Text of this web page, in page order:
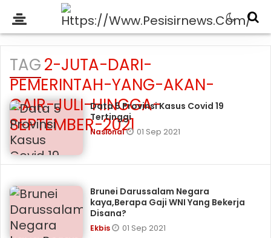
TAG2-JUTA-DARI-
PEMERINTAH-YANG-AKAN-
CAIR-JULI-HINGGA-
SEPTEMBER-2021
Data 5 Provinsi Kasus Covid 19
Tertinggi
Nasional 01 Sep 2021
Brunei Darussalam Negara
kaya,Berapa Gaji WNI Yang Bekerja
Disana?
Ekbis 01 Sep 2021